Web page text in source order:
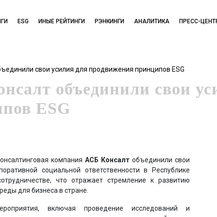
ESG ИНЫЕ РЕЙТИНГИ РЭНКИНГИ АНАЛИТИКА ПРЕСС-
свои усилия для продвижения принципов ESG
объединили свои
ESG
компания АСБ Консалт объединили свои
социальной ответственности в Республике
что отражает стремление к развитию
для бизнеса в стране.
включая проведение исследований и